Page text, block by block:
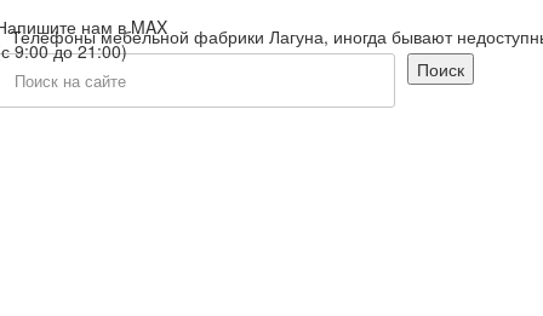
мебельной фабрики Лагуна, иногда бывают недоступны в
Поиск
нам в MAX
9:00 до 21:00)